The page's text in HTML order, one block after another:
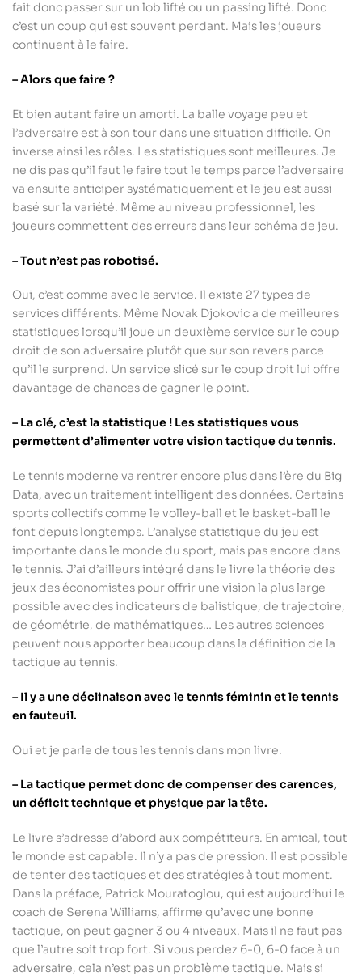
fait donc passer sur un lob lifté ou un passing lifté. Donc
c’est un coup qui est souvent perdant. Mais les joueurs
continuent à le faire.
– Alors que faire ?
Et bien autant faire un amorti. La balle voyage peu et
l’adversaire est à son tour dans une situation difficile. On
inverse ainsi les rôles. Les statistiques sont meilleures. Je
ne dis pas qu’il faut le faire tout le temps parce l’adversaire
va ensuite anticiper systématiquement et le jeu est aussi
basé sur la variété. Même au niveau professionnel, les
joueurs commettent des erreurs dans leur schéma de jeu.
– Tout n’est pas robotisé.
Oui, c’est comme avec le service. Il existe 27 types de
services différents. Même Novak Djokovic a de meilleures
statistiques lorsqu’il joue un deuxième service sur le coup
droit de son adversaire plutôt que sur son revers parce
qu’il le surprend. Un service slicé sur le coup droit lui offre
davantage de chances de gagner le point.
– La clé, c’est la statistique ! Les statistiques vous
permettent d’alimenter votre vision tactique du tennis.
Le tennis moderne va rentrer encore plus dans l’ère du Big
Data, avec un traitement intelligent des données. Certains
sports collectifs comme le volley-ball et le basket-ball le
font depuis longtemps. L’analyse statistique du jeu est
importante dans le monde du sport, mais pas encore dans
le tennis. J’ai d’ailleurs intégré dans le livre la théorie des
jeux des économistes pour offrir une vision la plus large
possible avec des indicateurs de balistique, de trajectoire,
de géométrie, de mathématiques… Les autres sciences
peuvent nous apporter beaucoup dans la définition de la
tactique au tennis.
– Il y a une déclinaison avec le tennis féminin et le tennis
en fauteuil.
Oui et je parle de tous les tennis dans mon livre.
– La tactique permet donc de compenser des carences,
un déficit technique et physique par la tête.
Le livre s’adresse d’abord aux compétiteurs. En amical, tout
le monde est capable. Il n’y a pas de pression. Il est possible
de tenter des tactiques et des stratégies à tout moment.
Dans la préface, Patrick Mouratoglou, qui est aujourd’hui le
coach de Serena Williams, affirme qu’avec une bonne
tactique, on peut gagner 3 ou 4 niveaux. Mais il ne faut pas
que l’autre soit trop fort. Si vous perdez 6-0, 6-0 face à un
adversaire, cela n’est pas un problème tactique. Mais si